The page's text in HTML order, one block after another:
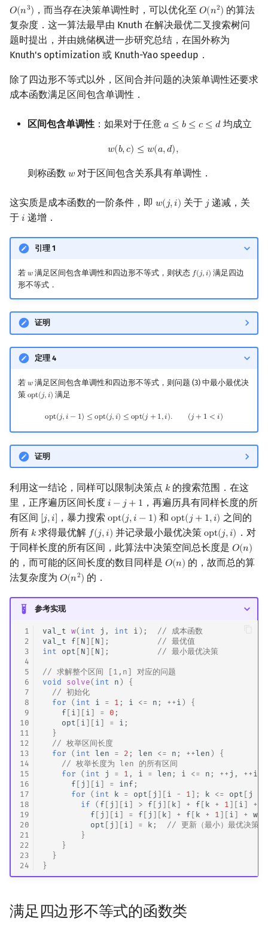
𝑂(𝑛3)
O(n3) ，而当存在决策单调性时，可以优化至𝑂(𝑛2)
O(n2) 的算法
复杂度．这一算法最早由 Knuth 在解决最优二叉搜索树问
题时提出，并由姚储枫进一步研究总结，在国外称为
Knuth's optimization 或 Knuth-Yao speedup．
除了四边形不等式以外，区间合并问题的决策单调性还要求
成本函数满足区间包含单调性．
区间包含单调性 ：如果对于任意 𝑎 ≤ 𝑏 ≤ 𝑐 ≤ 𝑑
a ≤b ≤c≤d 均成立
𝑤(𝑏,𝑐) ≤ 𝑤(𝑎,𝑑),
w( b,c )≤ w(a,d ),
则称函数 𝑤
w 对于区间包含关系具有单调性．
这实质是成本函数的一阶条件，即 𝑤(𝑗,𝑖)
w(j,i) 关于 𝑗
j递减，关
于 𝑖
i 递增．
引理 1
若 𝑤
w满足区间包含单调性和四边形不等式，则状态 𝑓(𝑗,𝑖)
f(j,i)
满足四边
形不等式．
证明
定理 4
若 𝑤
w满足区间包含单调性和四边形不等式，则问题 (3) 中最小最优决
策 opt(𝑗,𝑖)
opt(j,i) 满足
opt(𝑗,𝑖 − 1) ≤ opt(𝑗,𝑖) ≤ opt(𝑗 + 1,𝑖). (𝑗 + 1 < 𝑖)
opt( ,i−1)≤opt (j, i)≤opt (j +1 i). )
证明
利用这一结论，同样可以限制决策点 𝑘
k 的搜索范围．在这
里，正序遍历区间长度 𝑖 −𝑗 + 1
i −j+ 1
，再遍历具有同样长度的所
有区间 [𝑗,𝑖]
[j,i] ，暴力搜索opt(𝑗,𝑖 − 1)
opt(j,i− 1) 和opt(𝑗 + 1,𝑖)
opt(j+1, i)
之间的
所有 𝑘
k 求得最优解 𝑓(𝑗,𝑖)
f(j,i) 并记录最小最优决策 opt(𝑗,𝑖)
opt(j,i)
．对
于同样长度的所有区间，此算法中决策空间总长度是 𝑂(𝑛)
O(n)
的，而可能的区间长度的数目同样是 𝑂(𝑛)
O(n) 的，故而总的算
法复杂度为 𝑂(𝑛2)
O(n2) 的．
参考实现
1
2
3
4
5
6
7
8
9
10
11
12
13
14
15
16
17
18
19
20
21
22
23
24
val_t w( int j , int i );
// 成本函数
val_t
f [ N ][ N ];
// 最优值
int
opt [ N ][ N ]; // 最小最优决策
// 求解整个区间 [1,n] 对应的问题
void
solve( int n )
{
// 初始化
for
( int i = 1 ; i <= n ; ++ i )
{
f [ i ][ i ] = 0 ;
opt [ i ][ i ] = i ;
}
// 枚举区间长度
for
( int len = 2 ; len <= n ; ++len )
{
// 枚举长度为 len 的所有区间
for
( int j = 1 , i = len ; i <= n ; ++ j , ++ i
f [ j ][ i ] = inf ;
for
( int k = opt [ j ][ i - 1 ]; k <= opt [ j
if
( f [ j ][ i ] > f [ j ][ k ] + f [ k + 1 ][ i ] +
f [ j ][ i ] = f [ j ][ k ] + f [ k + 1 ][ i ] + w
opt [ j ][ i ] = k ;
// 更新（最小）最优决策点
}
}
}
}
满足四边形不等式的函数类